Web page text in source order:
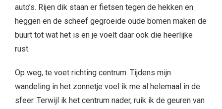
auto’s. Rijen dik staan er fietsen tegen de hekken en
heggen en de scheef gegroeide oude bomen maken de
buurt tot wat het is en je voelt daar ook die heerlijke
rust.
Op weg, te voet richting centrum. Tijdens mijn
wandeling in het zonnetje voel ik me al helemaal in de
sfeer. Terwijl ik het centrum nader, ruik ik de geuren van